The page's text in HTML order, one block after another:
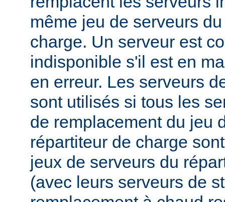
même jeu de serveurs
charge. Un serveur est
indisponible s'il est en
en erreur. Les serveurs
sont utilisés si tous les
de remplacement du jeu
répartiteur de charge
jeux de serveurs du
(avec leurs serveurs de